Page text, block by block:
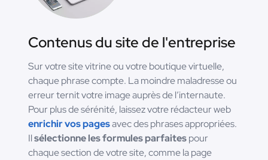
Contenus du site de l'entreprise
Sur votre site vitrine ou votre boutique virtuelle,
chaque phrase compte. La moindre maladresse ou
erreur ternit votre image auprès de l’internaute.
Pour plus de sérénité, laissez votre rédacteur web
enrichir vos pagesavec des phrases appropriées.
Ilsélectionne les formules parfaitespour
chaque section de votre site, comme la page